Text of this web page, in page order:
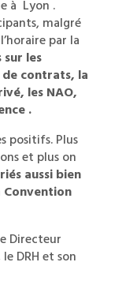
à Lyon .
malgré
par la
les
contrats, la
les NAO,
.
positifs. Plus
et plus on
aussi bien
Directeur
DRH et son